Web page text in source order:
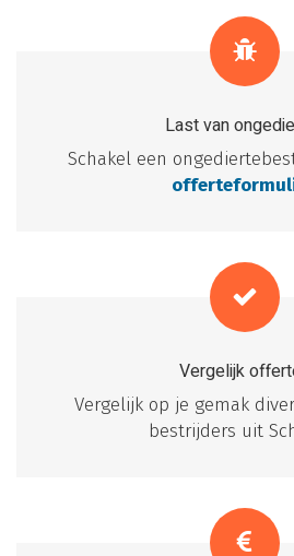
Last van
Schakel een
Vergelijk
Vergelijk op je gemak
bestrijders uit